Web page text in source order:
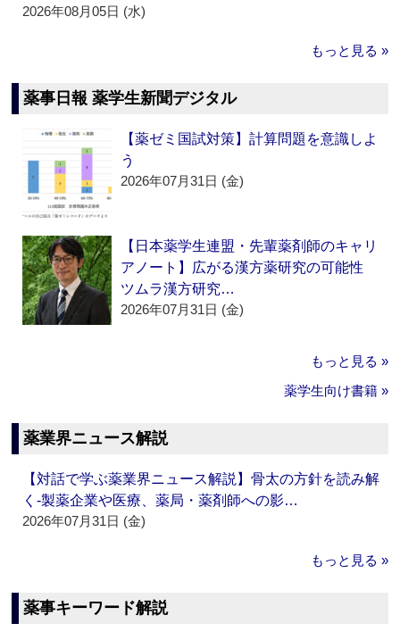
2026年08月05日 (水)
もっと見る »
薬事日報 薬学生新聞デジタル
【薬ゼミ国試対策】計算問題を意識しよ
う
2026年07月31日 (金)
【日本薬学生連盟・先輩薬剤師のキャリ
アノート】広がる漢方薬研究の可能性
ツムラ漢方研究…
2026年07月31日 (金)
もっと見る »
薬学生向け書籍 »
薬業界ニュース解説
【対話で学ぶ薬業界ニュース解説】骨太の方針を読み解
く‐製薬企業や医療、薬局・薬剤師への影…
2026年07月31日 (金)
もっと見る »
薬事キーワード解説